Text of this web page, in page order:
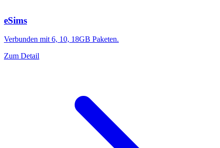
eSims
Verbunden mit 6, 10, 18GB Paketen.
Zum Detail